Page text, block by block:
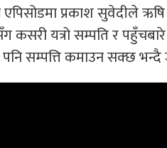
प्रकाश सुवेदीले
यत्रो सम्पति र पहुँचबारे
सम्पत्ति कमाउन सक्छ भन्दै